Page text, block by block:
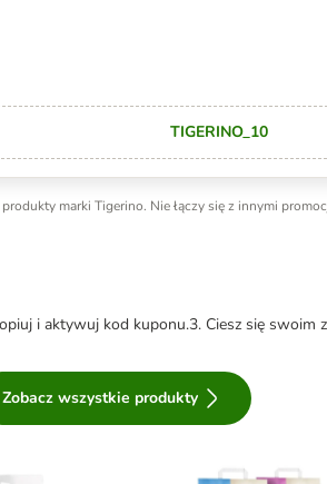
TIGERINO_10
marki Tigerino. Nie łączy się z innymi
i aktywuj kod kuponu.3. Ciesz się swoim
Zobacz wszystkie produkty